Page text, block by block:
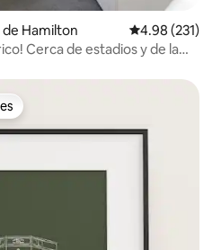
Hamilton Calificación
4.98 (231)
Cerca de estadios y de la
huéspedes